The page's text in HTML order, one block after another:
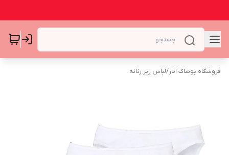
فروشگاه پوشاک انار/لباس زیر زنانه